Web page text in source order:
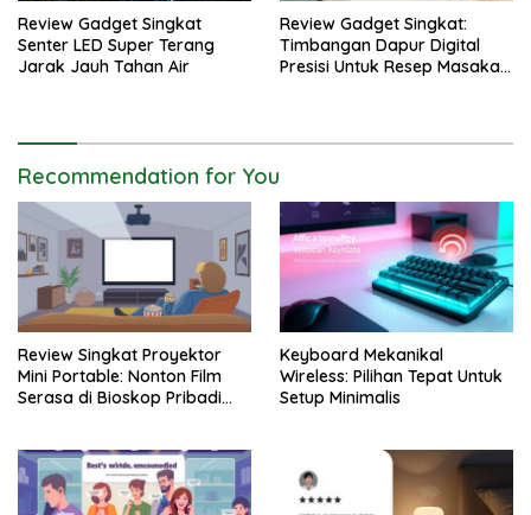
Review Gadget Singkat
Senter LED Super Terang
Jarak Jauh Tahan Air
Review Gadget Singkat:
Timbangan Dapur Digital
Presisi Untuk Resep Masakan
Recommendation for You
Review Singkat Proyektor
Mini Portable: Nonton Film
Serasa di Bioskop Pribadi
Keyboard Mekanikal
Wireless: Pilihan Tepat Untuk
Setup Minimalis